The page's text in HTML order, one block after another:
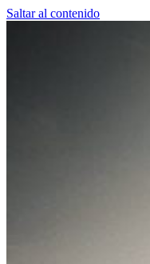
Saltar al contenido